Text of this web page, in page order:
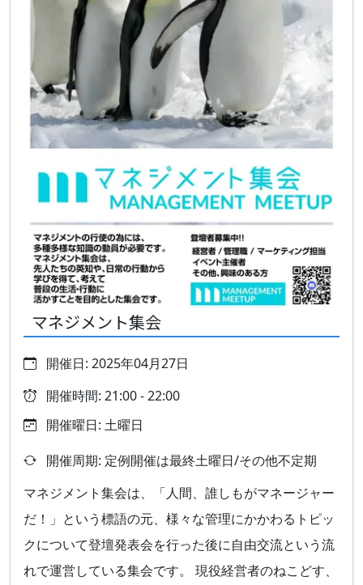
マネジメント集会
開催日: 2025年04月27日
開催時間: 21:00 - 22:00
開催曜日: 土曜日
開催周期: 定例開催は最終土曜日/その他不定期
マネジメント集会は、「人間、誰しもがマネージャー
だ！」という標語の元、様々な管理にかかわるトピッ
クについて登壇発表会を行った後に自由交流という流
れで運営している集会です。 現役経営者のねこどす、